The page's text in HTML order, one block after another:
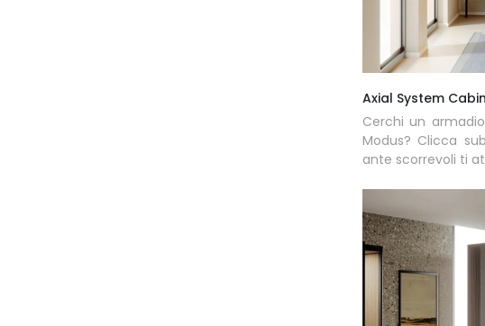
Axial System
Cerchi un
Modus? Clicca
ante scorrevoli ti